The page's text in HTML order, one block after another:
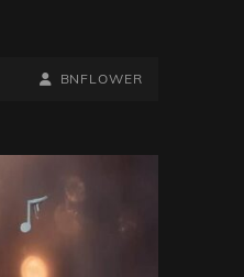
BY
BYLINE
BNFLOWER